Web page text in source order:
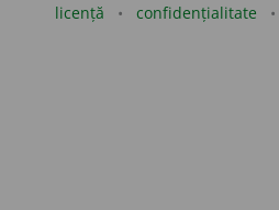
licență confidențialitate